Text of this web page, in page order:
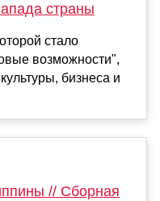
страны
стало
возможности",
бизнеса и
// Сборная